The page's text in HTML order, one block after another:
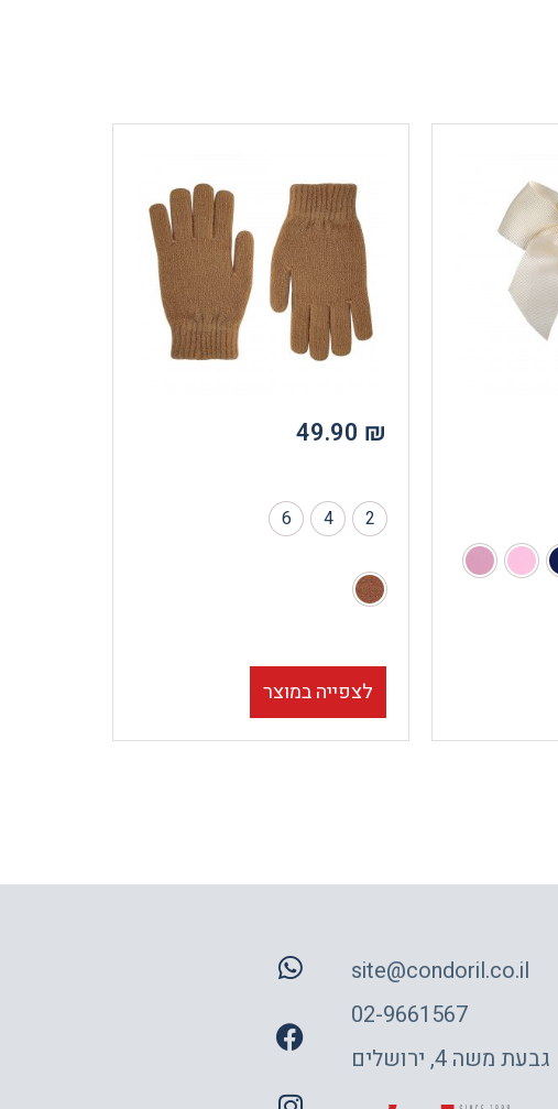
49.90 ₪
2
4
6
לצפייה במוצר
site@condoril.co.il
02-9661567
גבעת משה 4, ירושלים